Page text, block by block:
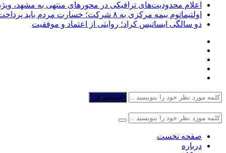
اعلام محدودیت‌های ترافیکی در محورهای منتهی به مشهد،
اولتیماتوم بیمه مرکزی به ۸ شرکت؛ خسارت مردم باید پرداخت شود
دو سالگی ایساتیس کراد؛ روایتی از اعتماد و موفقیت
جستجو کن
صفحه نخست
درباره